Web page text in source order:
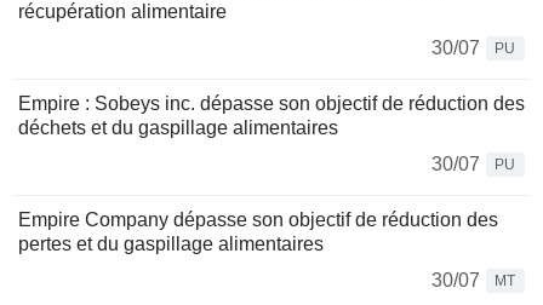
récupération alimentaire
30/07
PU
Empire : Sobeys inc. dépasse son objectif de réduction des
déchets et du gaspillage alimentaires
30/07
PU
Empire Company dépasse son objectif de réduction des
pertes et du gaspillage alimentaires
30/07
MT